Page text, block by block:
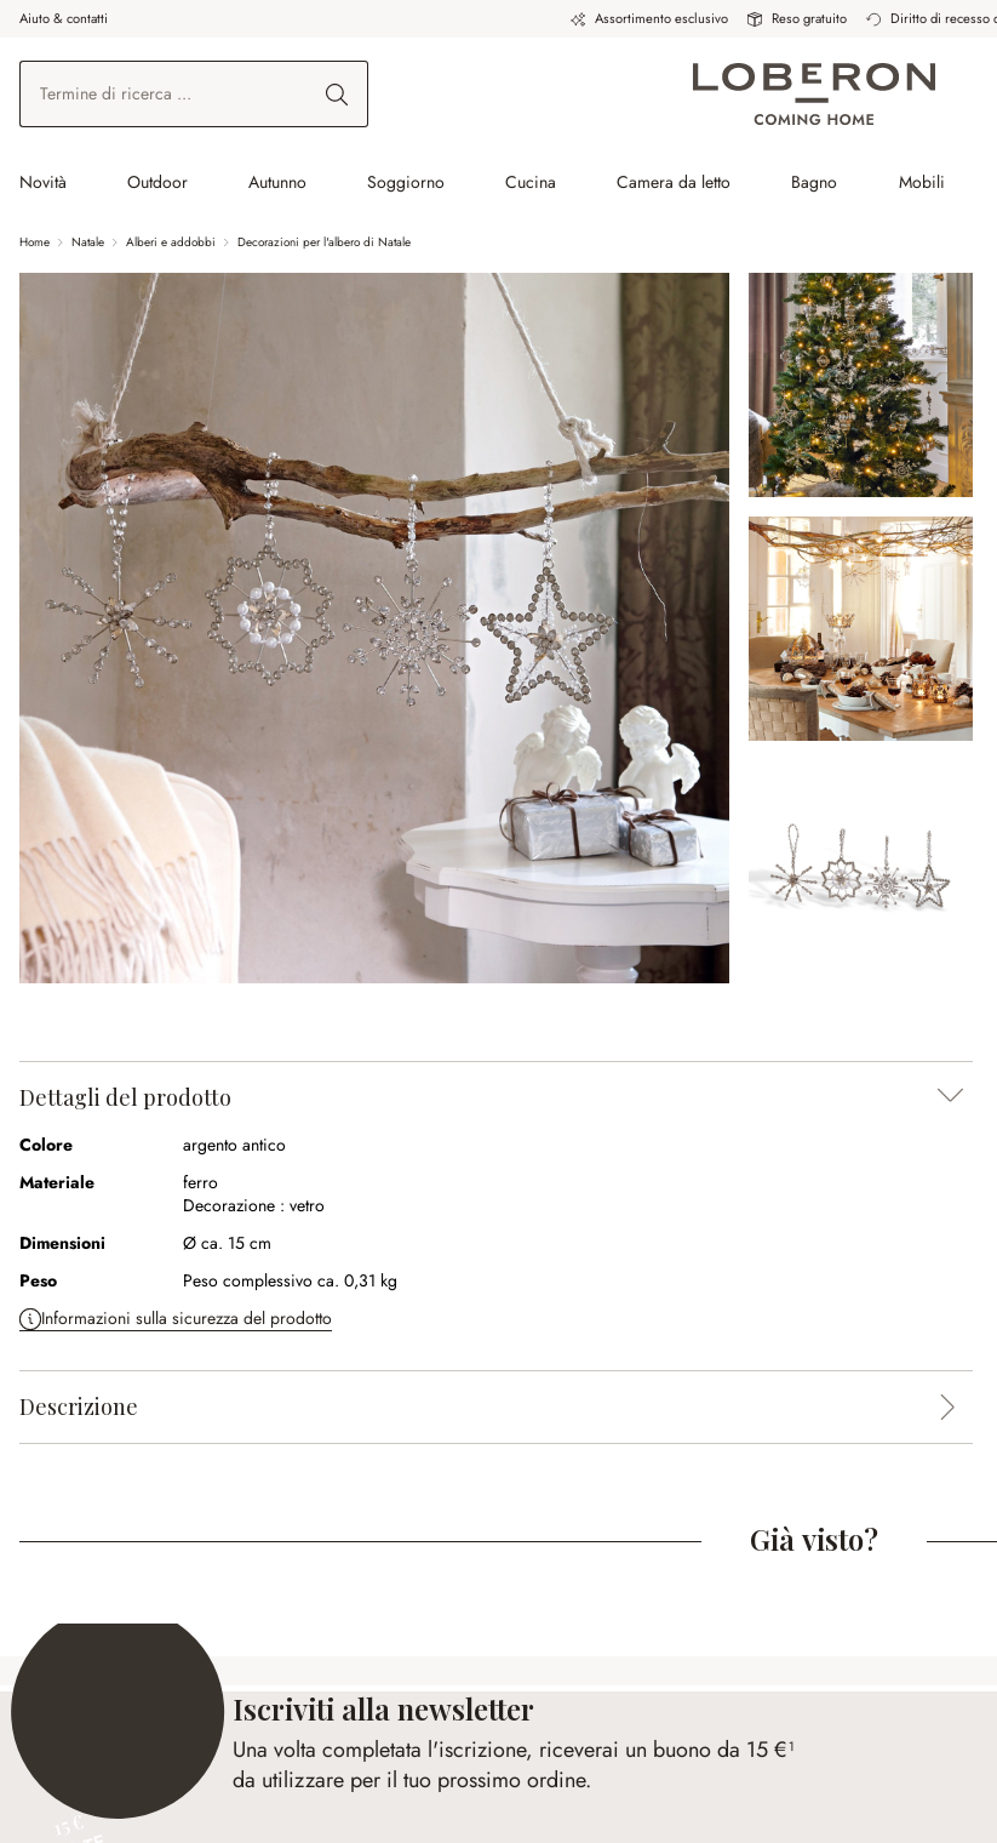
al contenuto principale
Vai alla ricerca
Vai alla navigazione principale
Aiuto & contatti Assortimento esclusivo Reso gratuito Diritto di recesso
Novità Outdoor Autunno Soggiorno Cucina Camera da letto Bagno Mobili
Home Natale Alberi e addobbi Decorazioni per l'albero di Natale
Dettagli del prodotto
Colore
argento antico
Materiale
ferro
Decorazione : vetro
Dimensioni
Ø ca. 15 cm
Peso
Peso complessivo ca. 0,31 kg
Informazioni sulla sicurezza del prodotto
Descrizione
Già visto?
15 €
Iscriviti alla newsletter
Una volta completata l'iscrizione, riceverai un buono da 15 €¹
da utilizzare per il tuo prossimo ordine.